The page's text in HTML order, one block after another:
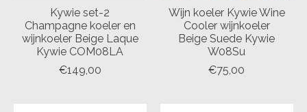
Kywie set-2
Champagne koeler en
wijnkoeler Beige Laque
Kywie COM08LA
€149,00
Wijn koeler Kywie Wine
Cooler wijnkoeler
Beige Suede Kywie
W08Su
€75,00